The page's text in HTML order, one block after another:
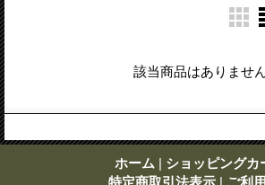
該当商品はありませ
ホーム | ショッピングカ
特定商取引法表示 | ご利